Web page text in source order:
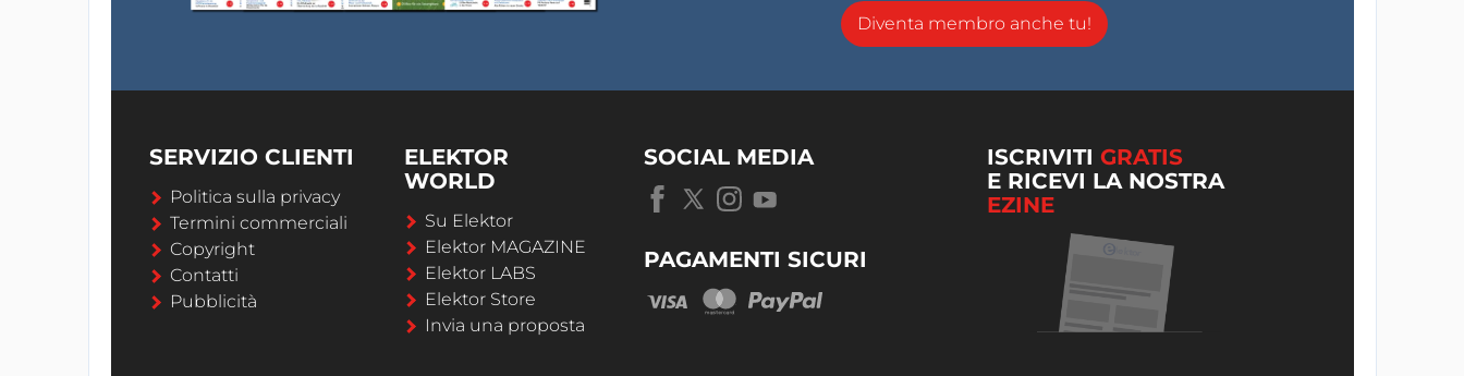
Diventa membro anche tu!
SERVIZIO CLIENTI
Politica sulla privacy
Termini commerciali
Copyright
Contatti
Pubblicità
ELEKTOR
WORLD
Su Elektor
Elektor MAGAZINE
Elektor LABS
Elektor Store
Invia una proposta
SOCIAL MEDIA
PAGAMENTI SICURI
ISCRIVITIGRATIS
E RICEVI LA NOSTRA
EZINE